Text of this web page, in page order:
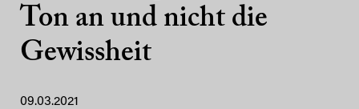
Ton an und nicht die
Gewissheit
09.03.2021